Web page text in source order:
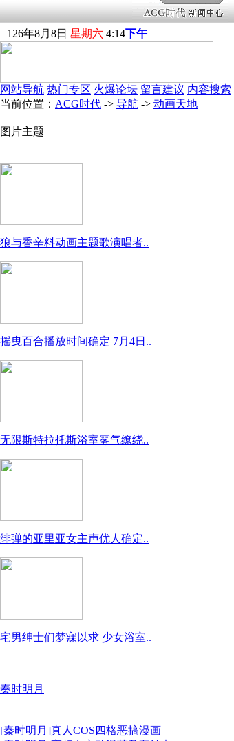
126年8月 8日 星期六 4:14下午
网站导航 热门专区 火爆论坛 留言建议 内容搜索
当前位置： ACG时代 -> 导航 -> 动画天地
图片主题
狼与香辛料动画主题歌演唱者..
摇曳百合播放时间确定 7月4日..
无限斯特拉托斯浴室雾气缭绕..
绯弹的亚里亚女主声优人确定..
宅男绅士们梦寐以求 少女浴室..
秦时明月
[秦时明月]真人COS四格恶搞漫画